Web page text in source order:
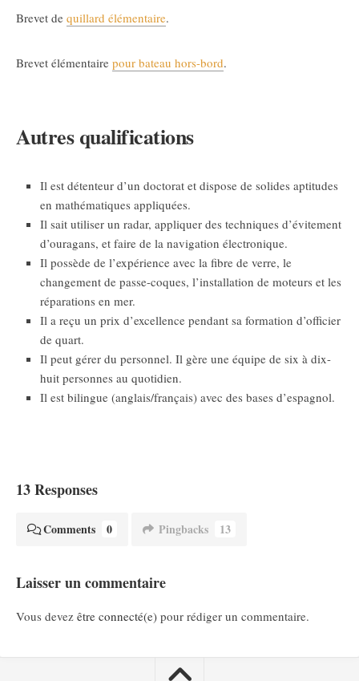
Brevet de quillard élémentaire.
Brevet élémentaire pour bateau hors-bord.
Autres qualifications
Il est détenteur d’un doctorat et dispose de solides aptitudes
en mathématiques appliquées.
Il sait utiliser un radar, appliquer des techniques d’évitement
d’ouragans, et faire de la navigation électronique.
Il possède de l’expérience avec la fibre de verre, le
changement de passe-coques, l’installation de moteurs et les
réparations en mer.
Il a reçu un prix d’excellence pendant sa formation d’officier
de quart.
Il peut gérer du personnel. Il gère une équipe de six à dix-
huit personnes au quotidien.
Il est bilingue (anglais/français) avec des bases d’espagnol.
13 Responses
Comments 0 Pingbacks 13
Laisser un commentaire
Vous devez être connecté(e) pour rédiger un commentaire.